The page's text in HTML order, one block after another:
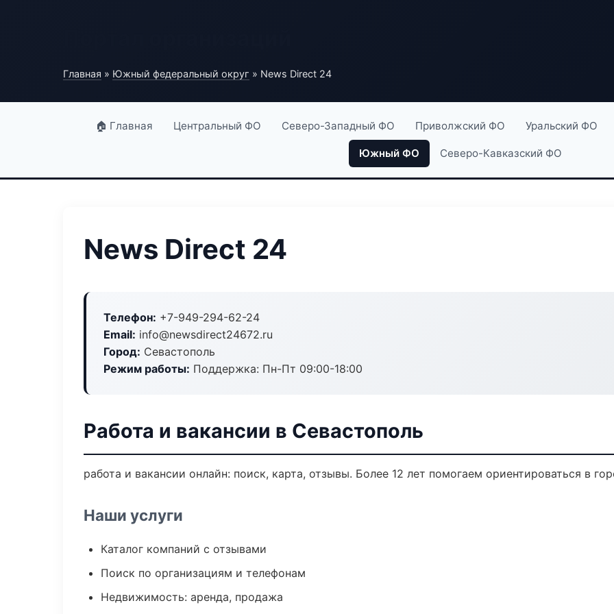
Главная » Южный федеральный округ » News Direct 24
🏠 Главная Центральный ФО Северо-Западный ФО Приволжский ФО Уральский ФО
Южный ФО Северо-Кавказский ФО
News Direct 24
Телефон: +7-949-294-62-24
Email: info@newsdirect24672.ru
Город: Севастополь
Режим работы: Поддержка: Пн-Пт 09:00-18:00
Работа и вакансии в Севастополь
работа и вакансии онлайн: поиск, карта, отзывы. Более 12 лет помогаем ориентироваться в
Наши услуги
Каталог компаний с отзывами
Поиск по организациям и телефонам
Недвижимость: аренда, продажа